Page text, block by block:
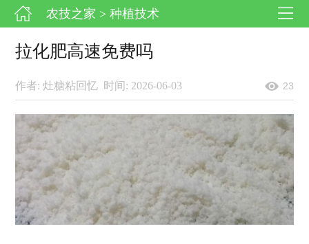
农技之家 > 种植技术
拉化肥高速免费吗
作者: 灶糖粘回忆 时间: 2026-06-03 23